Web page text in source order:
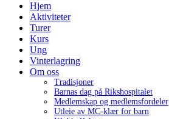
Hjem
Aktiviteter
Turer
Kurs
Ung
Vinterlagring
Om oss
Tradisjoner
Barnas dag på Rikshospitalet
Medlemskap og medlemsfordeler
Utleie av MC-klær for barn